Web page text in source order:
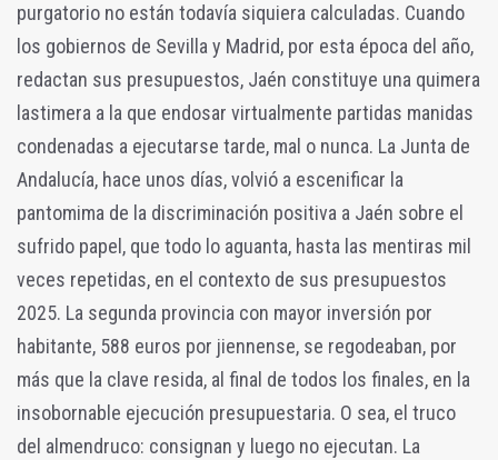
purgatorio no están todavía siquiera calculadas. Cuando
los gobiernos de Sevilla y Madrid, por esta época del año,
redactan sus presupuestos, Jaén constituye una quimera
lastimera a la que endosar virtualmente partidas manidas
condenadas a ejecutarse tarde, mal o nunca. La Junta de
Andalucía, hace unos días, volvió a escenificar la
pantomima de la discriminación positiva a Jaén sobre el
sufrido papel, que todo lo aguanta, hasta las mentiras mil
veces repetidas, en el contexto de sus presupuestos
2025. La segunda provincia con mayor inversión por
habitante, 588 euros por jiennense, se regodeaban, por
más que la clave resida, al final de todos los finales, en la
insobornable ejecución presupuestaria. O sea, el truco
del almendruco: consignan y luego no ejecutan. La